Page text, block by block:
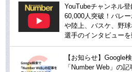
YouTubeチャンネル
60,000人突破！バレ
や陸上、バスケ、野
選手のインタビュー
【お知らせ】Google
「Number Web」の記